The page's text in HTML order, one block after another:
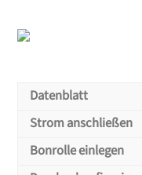
Datenblatt
Strom anschließen
Verbinden Sie den
Bonrolle einlegen